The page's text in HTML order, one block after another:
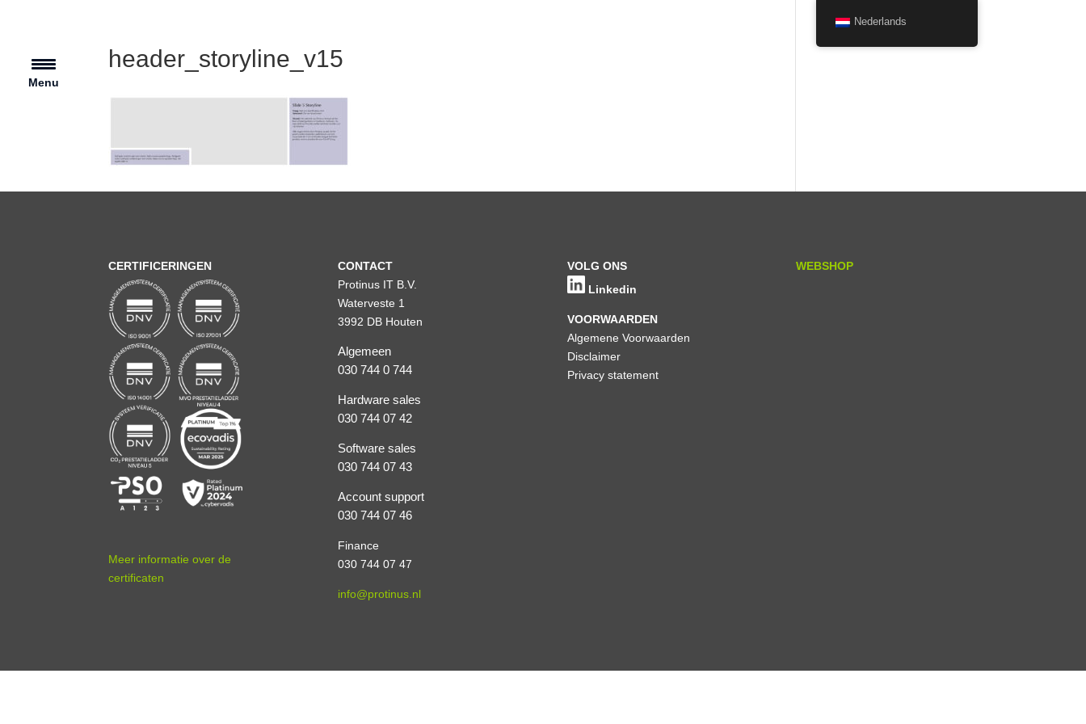
header_storyline_v15
CERTIFICERINGEN
Meer informatie over de
certificaten
CONTACT
Protinus IT B.V.
Waterveste 1
3992 DB Houten
Algemeen
030 744 0 744
Hardware sales
030 744 07 42
Software sales
030 744 07 43
Account support
030 744 07 46
Finance
030 744 07 47
info@protinus.nl
VOLG ONS
Linkedin
VOORWAARDEN
Algemene Voorwaarden
Disclaimer
Privacy statement
WEBSHOP
Nederlands
Menu